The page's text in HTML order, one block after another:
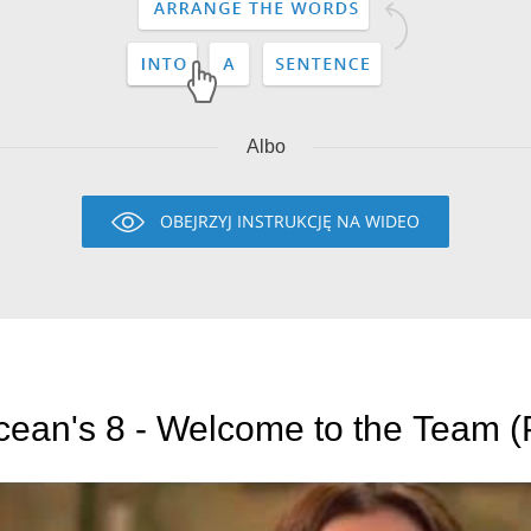
Albo
OBEJRZYJ INSTRUKCJĘ NA WIDEO
8 - Welcome to the Team